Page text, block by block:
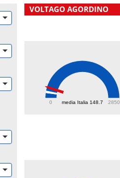
VOLTAGO AGORDINO
media Italia 148.7
0 2850